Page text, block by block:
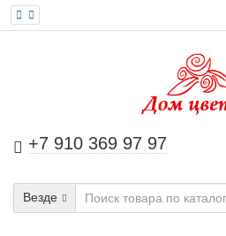
+7 910 369 97 97
Везде